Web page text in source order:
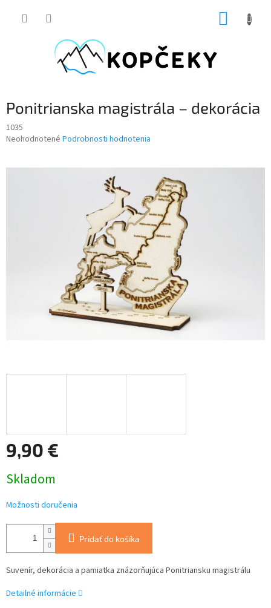
Ponitrianska magistrála – dekorácia
1035
Priemerné
Neohodnotené Podrobnosti hodnotenia
9,90 €
cena:
Skladom
Možnosti doručenia
Pridať do košíka
Suvenír, dekorácia a pamiatka znázorňujúca Ponitriansku magistrálu
Detailné informácie